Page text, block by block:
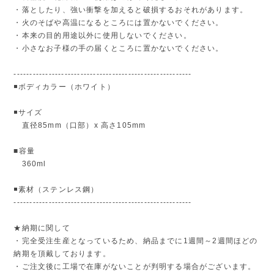
・落としたり、強い衝撃を加えると破損するおそれがあります。
・火のそばや高温になるところには置かないでください。
・本来の目的用途以外に使用しないでください。
・小さなお子様の手の届くところに置かないでください。
--------------------------------------------------------
◾️ボディカラー（ホワイト）
◾️サイズ
直径85mm（口部）x 高さ105mm
■容量
360ml
◾️素材（ステンレス鋼）
--------------------------------------------------------
★納期に関して
・完全受注生産となっているため、納品までに1週間～2週間ほどの
納期を頂戴しております。
・ご注文後に工場で在庫がないことが判明する場合がございます。